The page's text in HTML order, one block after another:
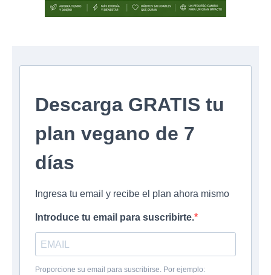
Descarga GRATIS tu
plan vegano de 7
días
Ingresa tu email y recibe el plan ahora mismo
Introduce tu email para suscribirte.
Proporcione su email para suscribirse. Por ejemplo: